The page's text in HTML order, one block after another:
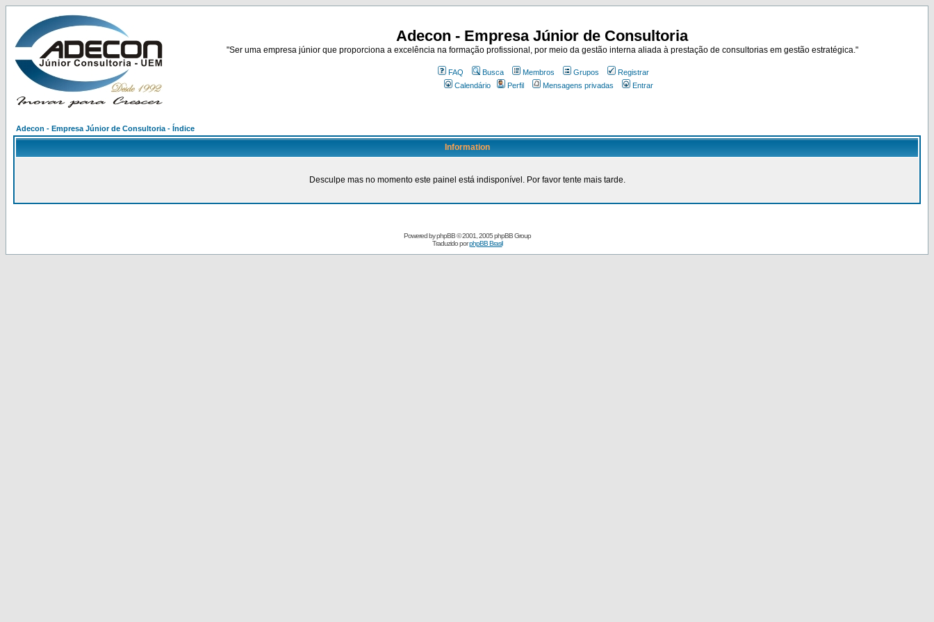
Adecon - Empresa Júnior de Consultoria
"Ser uma empresa júnior que proporciona a excelência na formação profissional, por meio da gestão interna aliada à prestação de consultorias em gestão estratégica."
FAQ Busca Membros Grupos
Registrar
Calendário
Perfil Mensagens privadas Entrar
Adecon - Empresa Júnior de Consultoria - Índice
Information
Desculpe mas no momento este painel está indisponível. Por favor tente mais tarde.
Powered byphpBB© 2001, 2005 phpBB Group
Traduzido porphpBB Brasil